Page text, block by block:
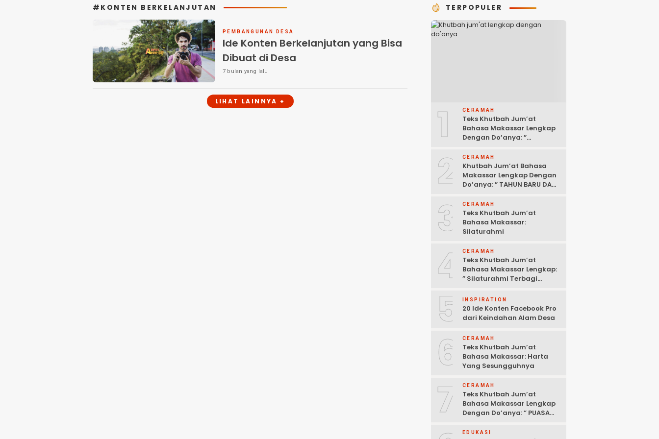
#KONTEN BERKELANJUTAN
PEMBANGUNAN DESA
Ide Konten Berkelanjutan yang Bisa
Dibuat di Desa
7 bulan yang lalu
LIHAT LAINNYA +
TERPOPULER
1 CERAMAH
Teks Khutbah Jum’at
Bahasa Makassar Lengkap
Dengan Do’anya: ”
2 CERAMAH
Khutbah Jum’at Bahasa
Makassar Lengkap Dengan
Do’anya: ” TAHUN BARU DAN
3 CERAMAH
Teks Khutbah Jum’at
Bahasa Makassar:
Silaturahmi
4 CERAMAH
Teks Khutbah Jum’at
Bahasa Makassar Lengkap:
” Silaturahmi Terbagi
5 INSPIRATION
20 Ide Konten Facebook Pro
dari Keindahan Alam Desa
6 CERAMAH
Teks Khutbah Jum’at
Bahasa Makassar: Harta
Yang Sesungguhnya
7 CERAMAH
Teks Khutbah Jum’at
Bahasa Makassar Lengkap
Dengan Do’anya: ” PUASA
HAWA NAFSU “
EDUKASI